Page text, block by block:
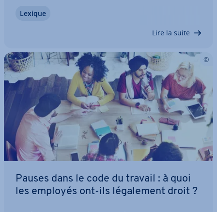
Quelles con­di­tions doivent être remplies, quand et
Lexique
Lire la suite
Pauses dans le code du travail : à quoi
les employés ont-ils lé­ga­le­ment droit ?